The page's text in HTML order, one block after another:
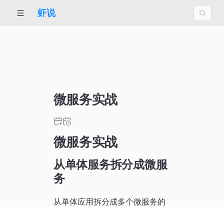
虾说
微服务实战
微服务实战
从单体服务拆分成微服
务
从单体应用拆分成多个微服务的